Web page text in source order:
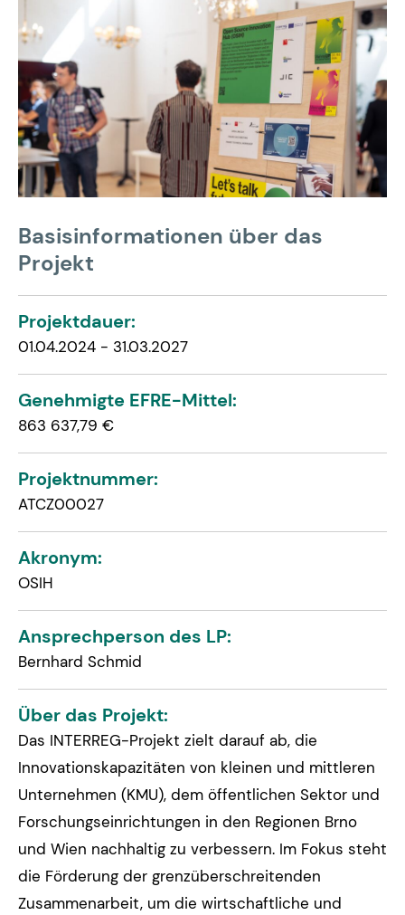
Basisinformationen über das
Projekt
Projektdauer:
01.04.2024 - 31.03.2027
Genehmigte EFRE-Mittel:
863 637,79 €
Projektnummer:
ATCZ00027
Akronym:
OSIH
Ansprechperson des LP:
Bernhard Schmid
Über das Projekt:
Das INTERREG-Projekt zielt darauf ab, die
Innovationskapazitäten von kleinen und mittleren
Unternehmen (KMU), dem öffentlichen Sektor und
Forschungseinrichtungen in den Regionen Brno
und Wien nachhaltig zu verbessern. Im Fokus steht
die Förderung der grenzüberschreitenden
Zusammenarbeit, um die wirtschaftliche und